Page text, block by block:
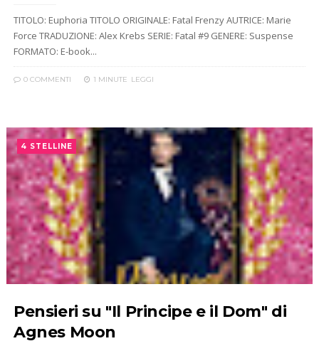
TITOLO: Euphoria TITOLO ORIGINALE: Fatal Frenzy AUTRICE: Marie
Force TRADUZIONE: Alex Krebs SERIE: Fatal #9 GENERE: Suspense
FORMATO: E-book...
0 COMMENTI 1 MINUTE LEGGI
4 STELLINE
Pensieri su "Il Principe e il Dom" di
Agnes Moon